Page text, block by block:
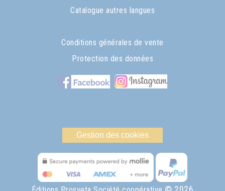
Catalogue autres langues
Conditions générales de vente
Protection des données
Gestion des cookies